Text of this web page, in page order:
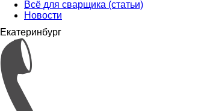
Всё для сварщика (статьи)
Новости
Екатеринбург